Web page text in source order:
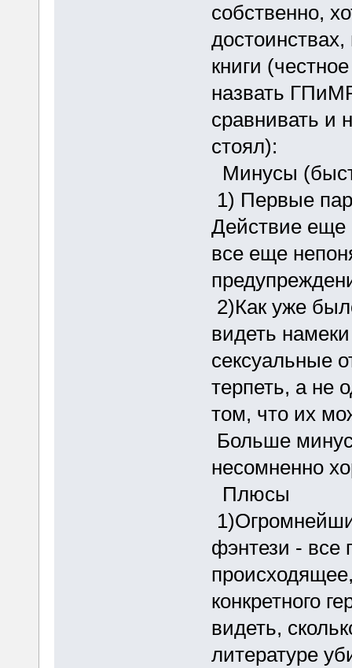
собственно,
книги
назвать
сравнивать и
стоял):
Минусы
1) Первые
Действие еще
все еще
2)Как уже
видеть
сексуальные
терпеть, а не
том, что их
Больше
несомненно
Плюсы
фэнтези - все
конкретного
видеть,
литературе